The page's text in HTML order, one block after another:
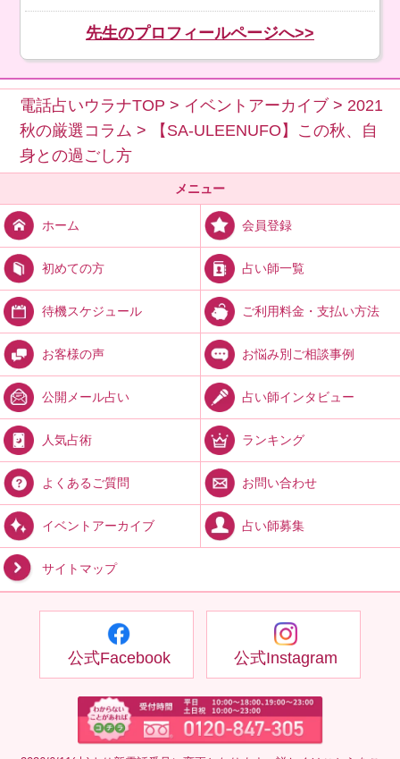
先生のプロフィールページへ>>
電話占いウラナTOP > イベントアーカイブ > 2021
秋の厳選コラム >
【SA-ULEENUFO】この秋、自
身との過ごし方
メニュー
ホーム 会員登録
初めての方 占い師一覧
待機スケジュール ご利用料金・支払い方法
お客様の声 お悩み別ご相談事例
公開メール占い 占い師インタビュー
人気占術 ランキング
よくあるご質問 お問い合わせ
イベントアーカイブ 占い師募集
サイトマップ
公式Facebook 公式Instagram